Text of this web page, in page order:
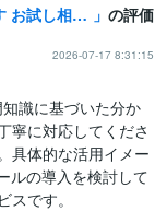
Claudeの業務活用・MCP連携を支援します お試し相談・見積もり歓迎します の評価
2026-07-17 8:31:15
識に基づいた分か
寧に対応してくださ
具体的な活用イメー
ルの導入を検討して
です。